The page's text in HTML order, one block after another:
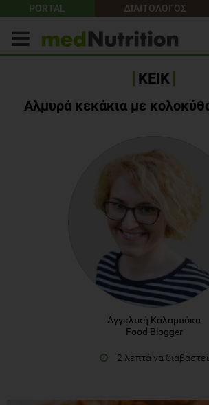
PORTAL ΔΙΑΙΤΟΛΟΓΟΣ
ΚΕΙΚ
Αλμυρά κεκάκια με
Αγγελική Καλαμπόκα
Food Blogger
2 λεπτά να διαβαστεί